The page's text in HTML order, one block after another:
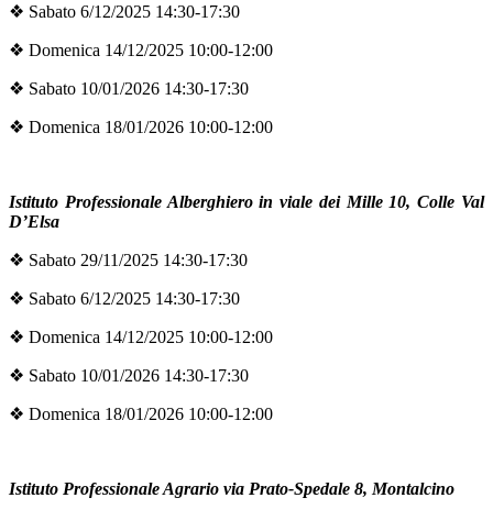
❖ Sabato 6/12/2025 14:30-17:30
❖ Domenica 14/12/2025 10:00-12:00
❖ Sabato 10/01/2026 14:30-17:30
❖ Domenica 18/01/2026 10:00-12:00
Istituto Professionale Alberghiero in viale dei Mille 10, Colle Val
D’Elsa
❖ Sabato 29/11/2025 14:30-17:30
❖ Sabato 6/12/2025 14:30-17:30
❖ Domenica 14/12/2025 10:00-12:00
❖ Sabato 10/01/2026 14:30-17:30
❖ Domenica 18/01/2026 10:00-12:00
Istituto Professionale Agrario via Prato-Spedale 8, Montalcino